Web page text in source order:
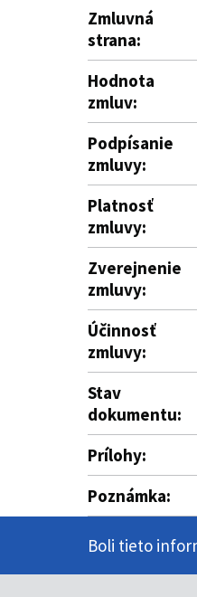
Zmluvná
strana:
Hodnota
zmluv:
Podpísanie
zmluvy:
Platnosť
zmluvy:
Zverejnenie
zmluvy:
Účinnosť
zmluvy:
Stav
dokumentu:
Prílohy:
Poznámka:
Boli tieto